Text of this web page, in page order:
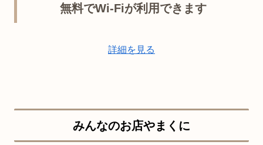
無料でWi-Fiが利用できます
詳細を見る
みんなのお店やまくに